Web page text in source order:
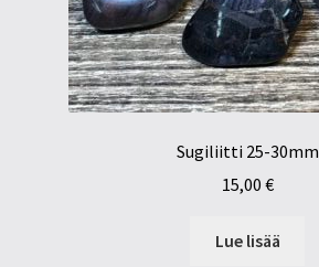
Sugiliitti 25-30mm
15,00 €
Lue lisää